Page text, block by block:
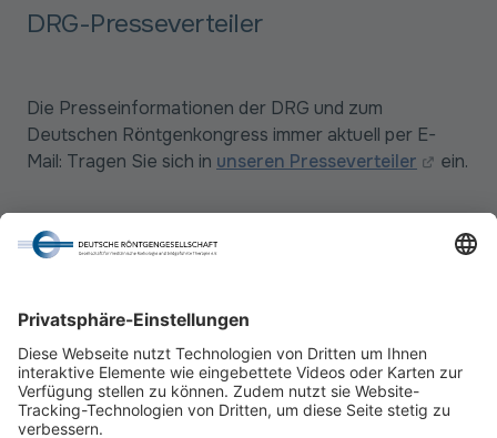
DRG-Presseverteiler
Die Presseinformationen der DRG und zum
Deutschen Röntgenkongress immer aktuell per E-
Mail: Tragen Sie sich in unseren Presseverteiler ein.
Home Kontakt Impressum Datenschutz